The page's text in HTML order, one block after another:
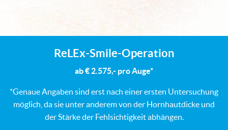
ReLEx-Smile-Operation
ab € 2.575,- pro Auge*
*Genaue Angaben sind erst nach einer ersten Untersuchung
möglich, da sie unter anderem von der Hornhautdicke und
der Stärke der Fehlsichtigkeit abhängen.